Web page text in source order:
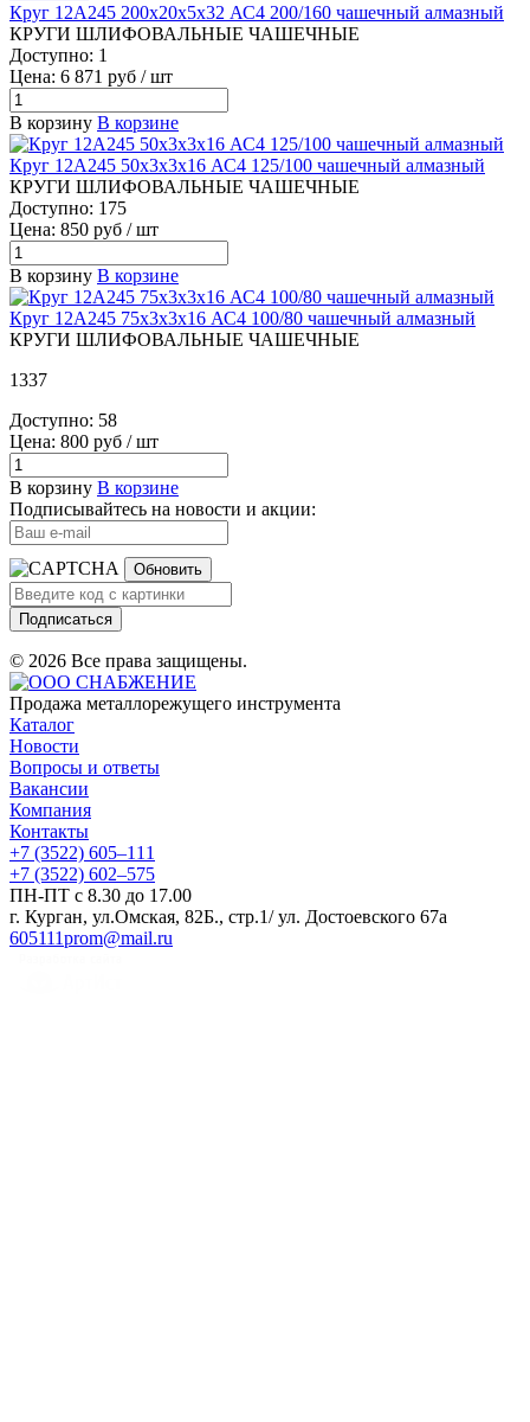
Круг 12А245 200х20х5х32 АС4 200/160 чашечный алмазный
КРУГИ ШЛИФОВАЛЬНЫЕ ЧАШЕЧНЫЕ
Доступно: 1
Цена: 6 871 руб / шт
В корзину В корзине
Круг 12А245 50х3х3х16 АС4 125/100 чашечный алмазный
КРУГИ ШЛИФОВАЛЬНЫЕ ЧАШЕЧНЫЕ
Доступно: 175
Цена: 850 руб / шт
В корзину В корзине
Круг 12А245 75х3х3х16 АС4 100/80 чашечный алмазный
КРУГИ ШЛИФОВАЛЬНЫЕ ЧАШЕЧНЫЕ
1337
Доступно: 58
Цена: 800 руб / шт
В корзину В корзине
Подписывайтесь на новости и акции:
Обновить
Подписаться
© 2026 Все права защищены.
Продажа металлорежущего инструмента
Каталог
Новости
Вопросы и ответы
Вакансии
Компания
Контакты
+7 (3522) 605‒111
+7 (3522) 602‒575
ПН-ПТ с 8.30 до 17.00
г. Курган, ул.Омская, 82Б., стр.1/ ул. Достоевского 67а
605111prom@mail.ru